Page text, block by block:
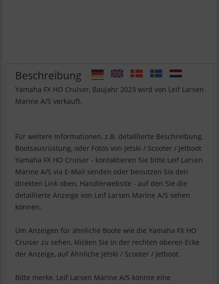
Beschreibung
Yamaha FX HO Cruiser, Baujahr 2023 wird von Leif Larsen
Marine A/S verkauft.
Für weitere Informationen, z.B. detaillierte Beschreibung,
Bootsausrüstung, oder Fotos von Jetski / Scooter / Jetboot
Yamaha FX HO Cruiser - kontaktieren Sie bitte Leif Larsen
Marine A/S via E-Mail senden oder benutzen Sie den
direkten Link oben, Händlerwebsite - auf den Sie die
detaillierte Anzeige von Leif Larsen Marine A/S sehen
können.
Um Anzeigen für ähnliche Boote wie die Yamaha FX HO
Cruiser zu sehen, klicken Sie in der rechten oberen Ecke
der Anzeige, auf Ähnliche Jetski / Scooter / Jetboot.
Bitte merke, Leif Larsen Marine A/S könnte eine